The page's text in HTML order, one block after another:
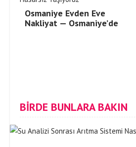
Osmaniye Evden Eve
Nakliyat — Osmaniye’de
BİRDE BUNLARA BAKIN